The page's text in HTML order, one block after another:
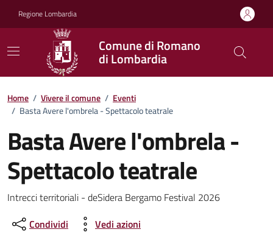
Regione Lombardia
Comune di Romano
di Lombardia
Home / Vivere il comune / Eventi
/ Basta Avere l'ombrela - Spettacolo teatrale
Basta Avere l'ombrela -
Spettacolo teatrale
Dettagli della notizia
Intrecci territoriali - deSidera Bergamo Festival 2026
Condividi
Vedi azioni